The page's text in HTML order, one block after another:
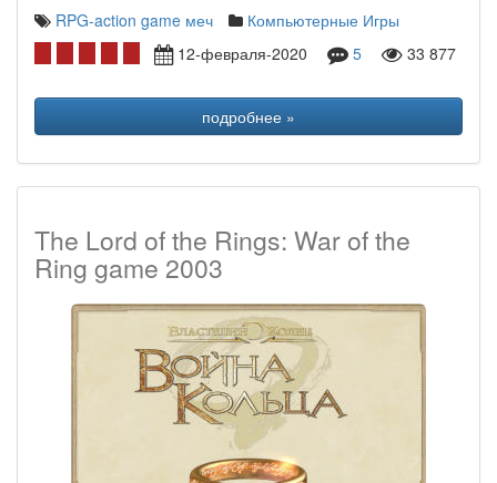
RPG-action game меч
Компьютерные Игры
12-февраля-2020
5 33 877
подробнее »
The Lord of the Rings: War of the
Ring game 2003